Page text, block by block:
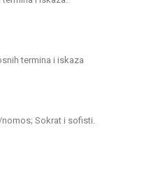
termina i iskaza
Sokrat i sofisti.